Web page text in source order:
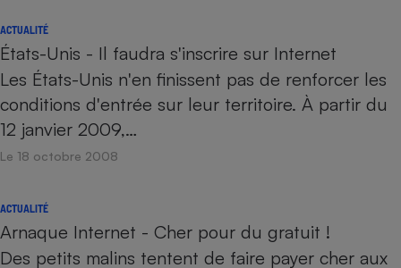
ACTUALITÉ
États-Unis - Il faudra s'inscrire sur Internet
Les États-Unis n'en finissent pas de renforcer les
conditions d'entrée sur leur territoire. À partir du
12 janvier 2009,…
Le 18 octobre 2008
ACTUALITÉ
Arnaque Internet - Cher pour du gratuit !
Des petits malins tentent de faire payer cher aux